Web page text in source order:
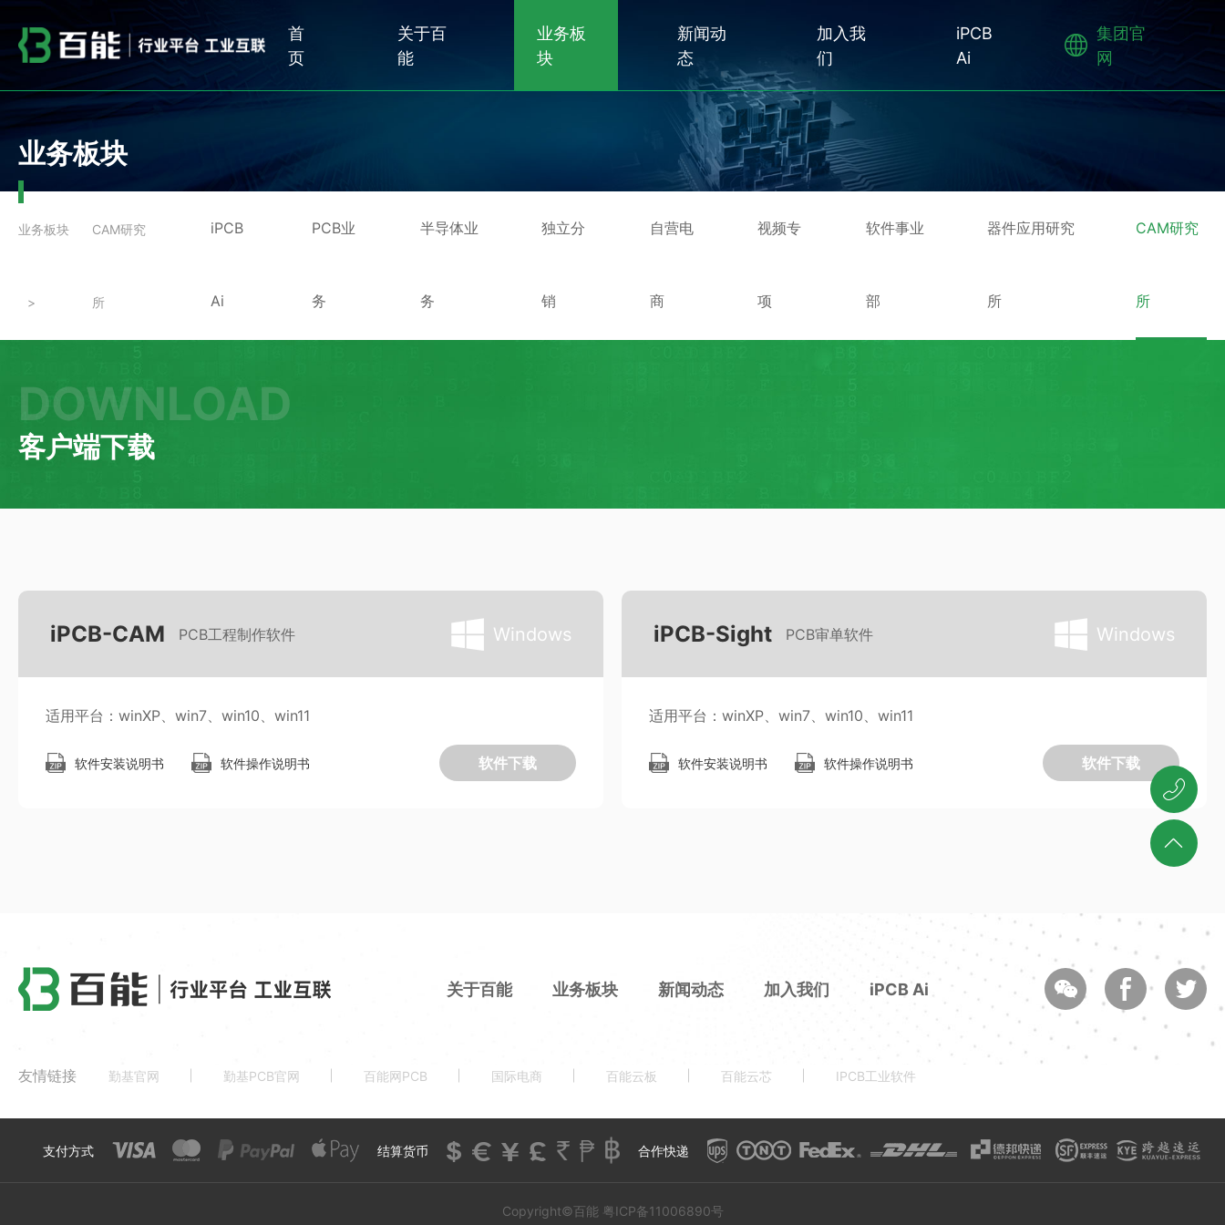
首
页
关于百
能
业务板
块
新闻动
态
加入我
们
iPCB
Ai
集团官
网
业务板块
业务板块 CAM研究
所
iPCB
Ai
PCB业
务
半导体业
务
独立分
销
自营电
商
视频专
项
软件事业
部
器件应用研究
所
CAM研究
所
DOWNLOAD
客户端下载
iPCB-CAM PCB工程制作软件 Windows
适用平台：winXP、win7、win10、win11
软件安装说明书 软件操作说明书 软件下载
iPCB-Sight PCB审单软件 Windows
适用平台：winXP、win7、win10、win11
软件安装说明书 软件操作说明书 软件下载
关于百能 业务板块 新闻动态 加入我们 iPCB Ai
友情链接 勤基官网 勤基PCB官网 百能网PCB 国际电商 百能云板 百能云芯 IPCB工业软件
支付方式 结算货币 合作快递
Copyright©百能 粤ICP备11006890号